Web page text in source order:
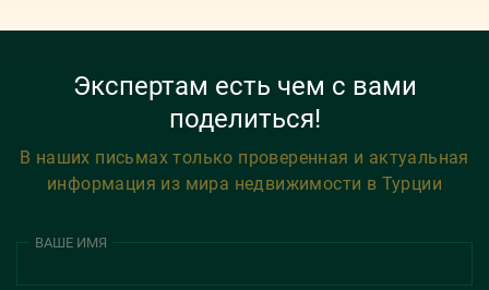
Экспертам есть чем с вами
поделиться!
В наших письмах только проверенная и актуальная
информация из мира недвижимости в Турции
ВАШЕ ИМЯ